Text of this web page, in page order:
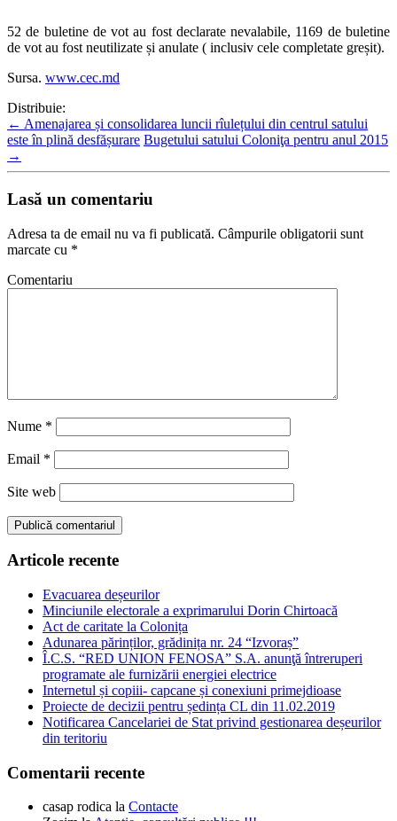
52 de buletine de vot au fost declarate nevalabile, 1169 de buletine
de vot au fost neutilizate și anulate ( inclusiv cele completate greșit).
Sursa. www.cec.md
Distribuie:
← Amenajarea și consolidarea luncii rîulețului din centrul satului
este în plină desfășurare Bugetului satului Coloniţa pentru anul 2015
→
Lasă un comentariu
Adresa ta de email nu va fi publicată. Câmpurile obligatorii sunt
marcate cu *
Comentariu
Nume *
Email *
Site web
Articole recente
Evacuarea deșeurilor
Minciunile electorale a exprimarului Dorin Chirtoacă
Act de caritate la Colonița
Adunarea părinților, grădinița nr. 24 “Izvoraș”
Î.C.S. “RED UNION FENOSA” S.A. anunţă întreruperi
programate ale furnizării energiei electrice
Internetul și copiii- capcane și conexiuni primejdioase
Proiecte de decizii pentru ședința CL din 11.02.2019
Notificarea Cancelariei de Stat privind gestionarea deșeurilor
din teritoriu
Comentarii recente
casap rodica la Contacte